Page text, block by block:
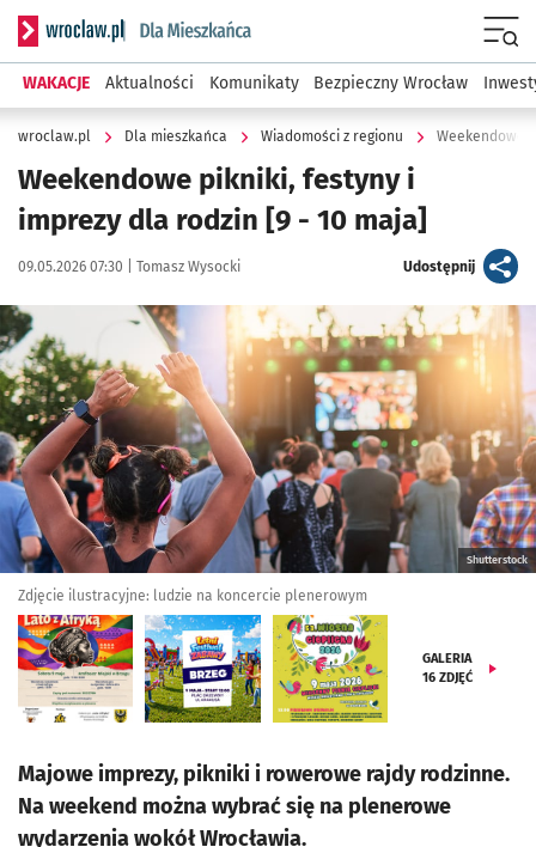
Serwis informacyjny wroclaw.pl podserwis: Dla mieszkańca
WAKACJE Aktualności Komunikaty Bezpieczny Wrocław
wroclaw.pl Dla mieszkańca Wiadomości z regionu Weekendowe
Weekendowe pikniki, festyny i
imprezy dla rodzin [9 - 10 maja]
Data publikacji:
09.05.2026 07:30 | Autor:
Tomasz Wysocki Udostępnijartykuł
Kliknij, aby zobaczyć galerię
Shutterstock
Zdjęcie ilustracyjne: ludzie na koncercie plenerowym
GALERIA
16 ZDJĘĆ
Majowe imprezy, pikniki i rowerowe rajdy rodzinne.
Na weekend można wybrać się na plenerowe
wydarzenia wokół Wrocławia.